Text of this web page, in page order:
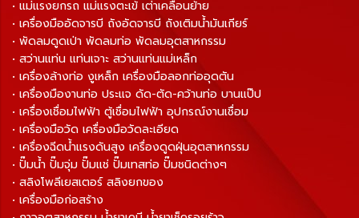
• แม่แรงยกรถ แม่แรงตะเข้ เต่าเคลื่อนย้าย
• เครื่องมืออัดจารบี ถังอัดจารบี ถังเติมน้ำมันเกียร์
• พัดลมดูดเป่า พัดลมท่อ พัดลมอุตสาหกรรม
• สว่านแท่น แท่นเจาะ สว่านแท่นแม่เหล็ก
• เครื่องล้างท่อ งูเหล็ก เครื่องมือลอกท่ออุดตัน
• เครื่องมืองานท่อ ประแจ ดัด-ตัด-คว้านท่อ บานแป๊ป
• เครื่องเชื่อมไฟฟ้า ตู้เชื่อมไฟฟ้า อุปกรณ์งานเชื่อม
• เครื่องมือวัด เครื่องมือวัดละเอียด
• เครื่องฉีดน้ำแรงดันสูง เครื่องดูดฝุ่นอุตสาหกรรม
• ปั๊มน้ำ ปั๊มจุ่ม ปั๊มแช่ ปั๊มเทสท่อ ปั๊มชนิดต่างๆ
• สลิงโพลีเยสเตอร์ สลิงยกของ
• เครื่องมือก่อสร้าง